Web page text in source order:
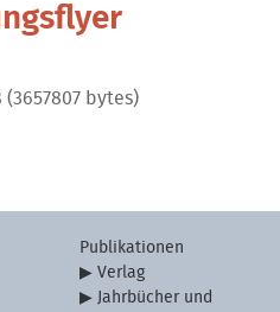
(3657807 bytes)
Publikationen
Verlag
Jahrbücher und